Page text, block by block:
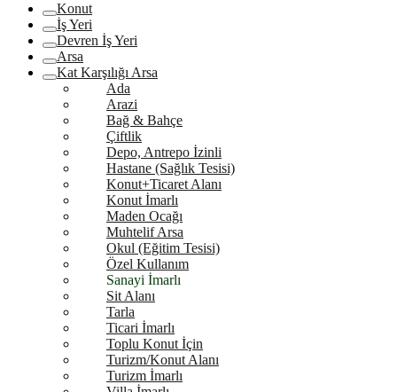
Konut
İş Yeri
Devren İş Yeri
Arsa
Kat Karşılığı Arsa
Ada
Arazi
Bağ & Bahçe
Çiftlik
Depo, Antrepo İzinli
Hastane (Sağlık Tesisi)
Konut+Ticaret Alanı
Konut İmarlı
Maden Ocağı
Muhtelif Arsa
Okul (Eğitim Tesisi)
Özel Kullanım
Sanayi İmarlı
Sit Alanı
Tarla
Ticari İmarlı
Toplu Konut İçin
Turizm/Konut Alanı
Turizm İmarlı